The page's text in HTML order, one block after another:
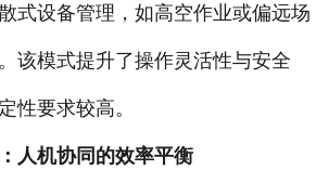
式设备管理，如高空作业或偏远场
该模式提升了操作灵活性与安全
性要求较高。
机协同的效率平衡